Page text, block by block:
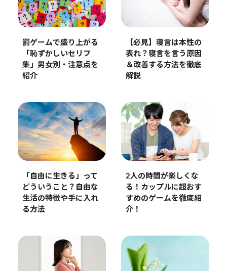
罰ゲームで盛り上がる
「恥ずかしいセリフ
集」男女別・注意点を
紹介
【必見】寝言は本性の
表れ？寝言を言う原因
＆改善する方法を徹底
解説
「自由に生きる」って
どういうこと？自由な
生活の特徴や手に入れ
る方法
2人の時間が楽しくな
る！カップルに超おす
すめのゲームを徹底紹
介！